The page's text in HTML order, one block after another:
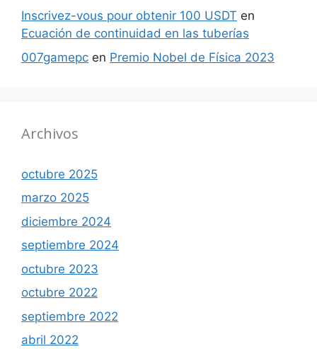
Inscrivez-vous pour obtenir 100 USDT en
Ecuación de continuidad en las tuberías
007gamepc en Premio Nobel de Física 2023
Archivos
octubre 2025
marzo 2025
diciembre 2024
septiembre 2024
octubre 2023
octubre 2022
septiembre 2022
abril 2022